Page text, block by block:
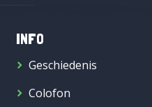
INFO
Geschiedenis
Colofon